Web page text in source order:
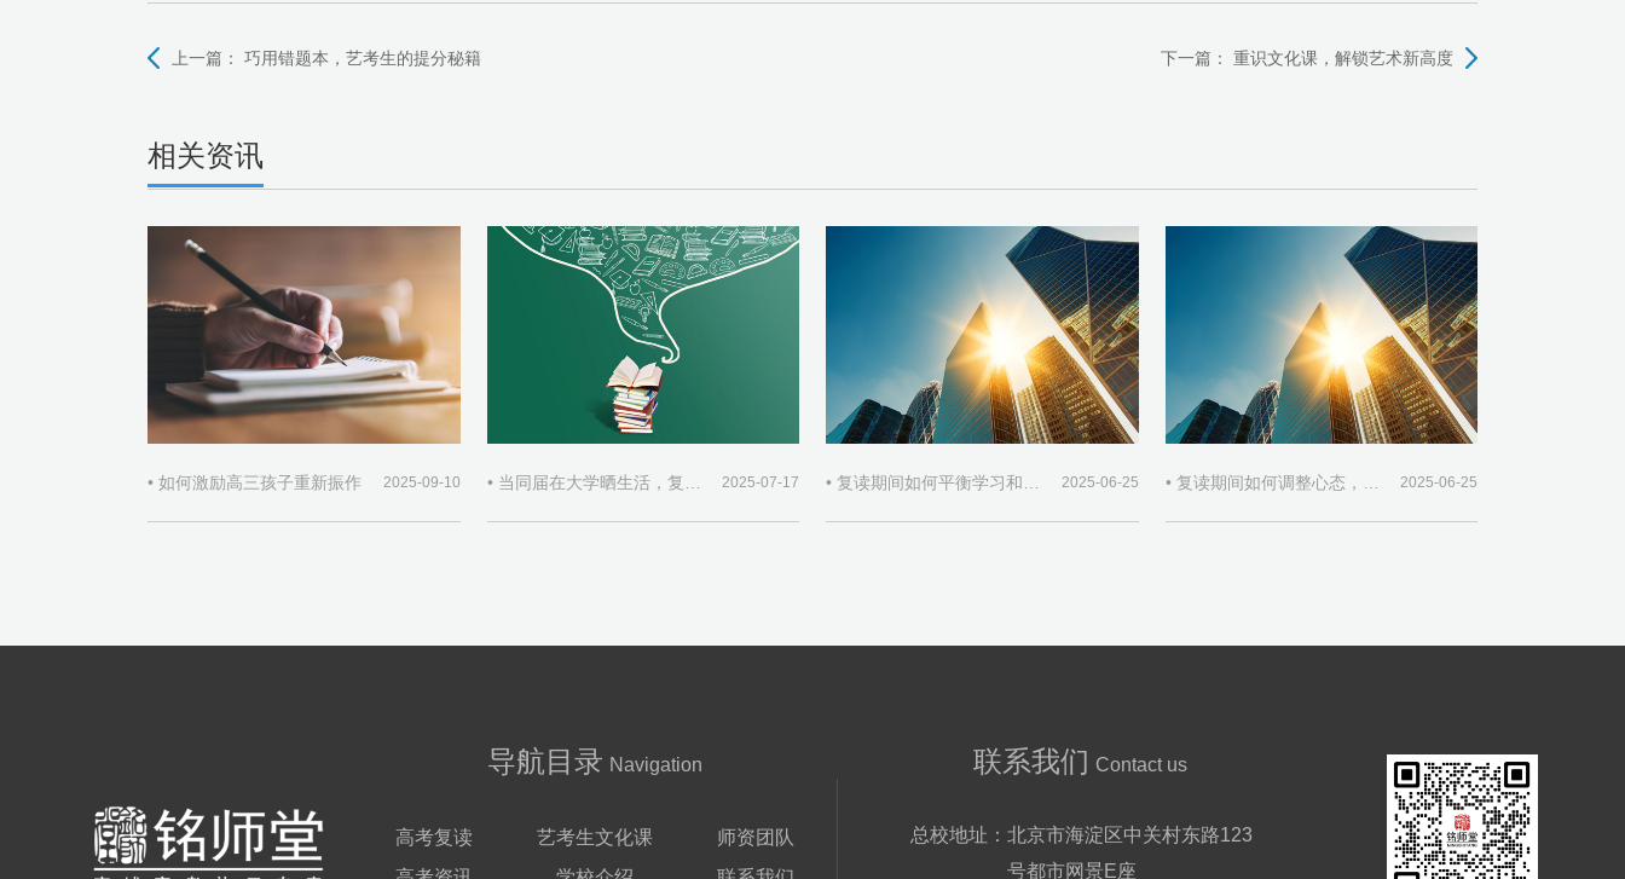
上一篇： 巧用错题本，艺考生的提分秘籍 下一篇： 重识文化课，解锁艺术新高度
相关资讯
• 如何激励高三孩子重新振作 2025-09-10 2025-07-17 2025-06-25 2025-06-25
导航目录 Navigation
高考复读 艺考生文化课
师资团队
联系我们 Contact us
总校地址： 北京市海淀区中关村东路123
号都市网景E座